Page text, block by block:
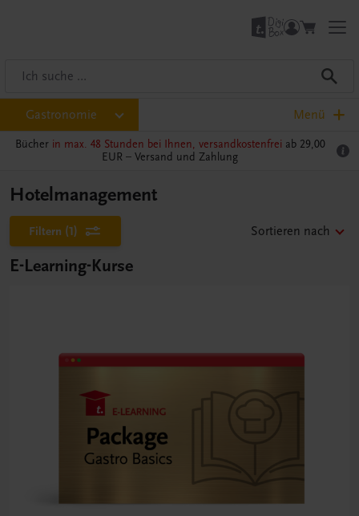
Gastronomie Menü
Bücher in max. 48 Stunden bei Ihnen, versandkostenfrei ab 29,00
EUR – Versand und Zahlung
Hotelmanagement
Filtern (1) Sortieren nach
E-Learning-Kurse